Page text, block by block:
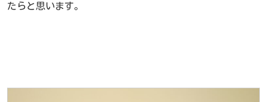
たらと思います。